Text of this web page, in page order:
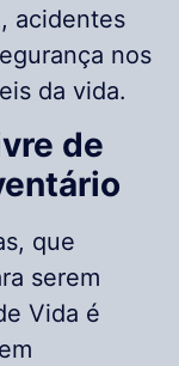
acidentes
nos
da vida.
de
que
serem
Vida é